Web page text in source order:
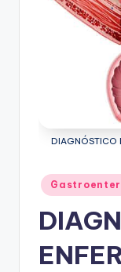
DIAGNÓSTICO
Publicado
en